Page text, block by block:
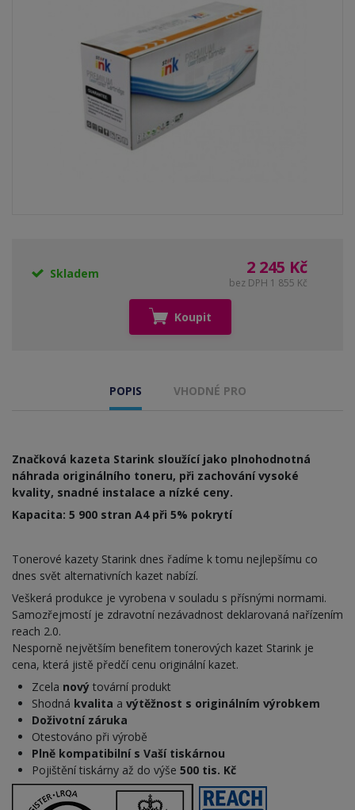
Skladem 2 245 Kč
bez DPH 1 855 Kč
Koupit
POPIS VHODNÉ PRO
Značková kazeta Starink sloužící jako plnohodnotná
náhrada originálního toneru, při zachování vysoké
kvality, snadné instalace a nízké ceny.
Kapacita: 5 900 stran A4 při 5% pokrytí
Tonerové kazety Starink dnes řadíme k tomu nejlepšímu co
dnes svět alternativních kazet nabízí.
Veškerá produkce je vyrobena v souladu s přísnými normami.
Samozřejmostí je zdravotní nezávadnost deklarovaná nařízením
reach 2.0.
Nesporně největším benefitem tonerových kazet Starink je
cena, která jistě předčí cenu originální kazet.
Zcela nový tovární produkt
Shodná kvalita a výtěžnost s originálním výrobkem
Doživotní záruka
Otestováno při výrobě
Plně kompatibilní s Vaší tiskárnou
Pojištění tiskárny až do výše 500 tis. Kč